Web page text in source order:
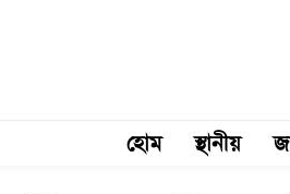
হোম স্থানীয়